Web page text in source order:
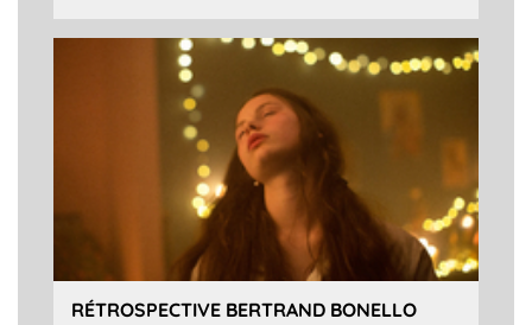
RÉTROSPECTIVE BERTRAND BONELLO